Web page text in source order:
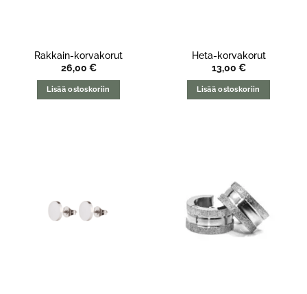
Rakkain-korvakorut
26,00 €
Lisää ostoskoriin
Heta-korvakorut
13,00 €
Lisää ostoskoriin